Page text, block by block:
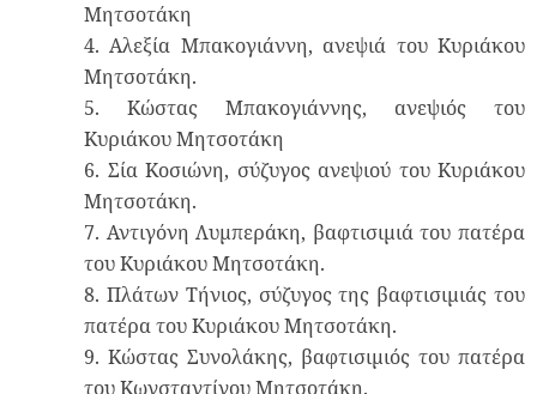
Μητσοτάκη
4. Αλεξία Μπακογιάννη, ανεψιά του Κυριάκου
Μητσοτάκη.
5. Κώστας Μπακογιάννης, ανεψιός του
Κυριάκου Μητσοτάκη
6. Σία Κοσιώνη, σύζυγος ανεψιού του Κυριάκου
Μητσοτάκη.
7. Αντιγόνη Λυμπεράκη, βαφτισιμιά του πατέρα
του Κυριάκου Μητσοτάκη.
8. Πλάτων Τήνιος, σύζυγος της βαφτισιμιάς του
πατέρα του Κυριάκου Μητσοτάκη.
9. Κώστας Συνολάκης, βαφτισιμιός του πατέρα
του Κωνσταντίνου Μητσοτάκη.